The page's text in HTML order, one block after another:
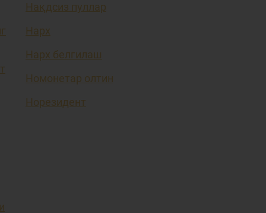
Нақдсиз пуллар
Нарх
Нарх белгилаш
Номонетар олтин
Норезидент